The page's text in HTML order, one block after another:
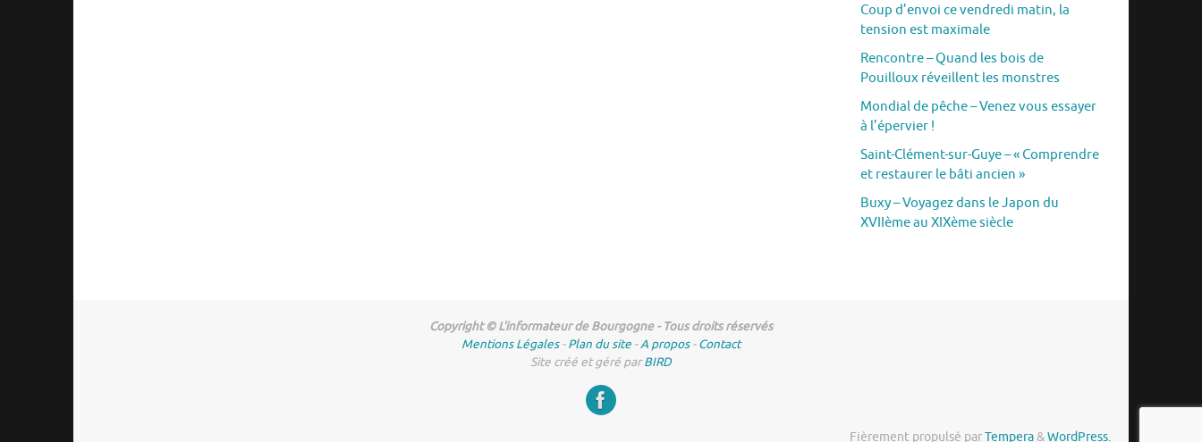
Coup d’envoi ce vendredi matin, la
tension est maximale
Rencontre – Quand les bois de
Pouilloux réveillent les monstres
Mondial de pêche – Venez vous essayer
à l’épervier !
Saint-Clément-sur-Guye – « Comprendre
et restaurer le bâti ancien »
Buxy – Voyagez dans le Japon du
XVIIème au XIXème siècle
Copyright © L'informateur de Bourgogne - Tous droits réservés
Mentions Légales-Plan du site -A propos-Contact
Site créé et géré parBIRD
Fièrement propulsé parTempera&WordPress.